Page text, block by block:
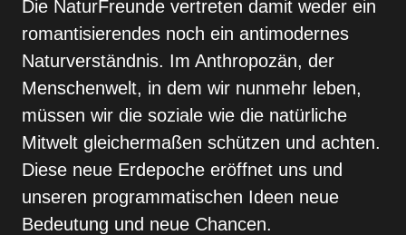
Die NaturFreunde vertreten damit weder ein
roman­tisierendes noch ein antimodernes
Naturverständnis. Im Anthropozän, der
Menschenwelt, in dem wir nun­mehr leben,
müssen wir die soziale wie die natürli­che
Mitwelt gleichermaßen schützen und achten.
Diese neue Erdepoche eröffnet uns und
unseren programmatischen Ideen neue
Bedeutung und neue Chancen.